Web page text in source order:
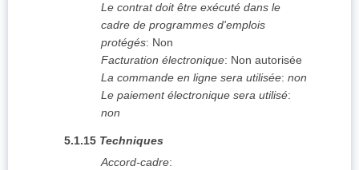
Le contrat doit être exécuté dans le
cadre de programmes d'emplois
protégés: Non
Facturation électronique: Non autorisée
La commande en ligne sera utilisée: non
Le paiement électronique sera utilisé:
non
5.1.15 Techniques
Accord-cadre: